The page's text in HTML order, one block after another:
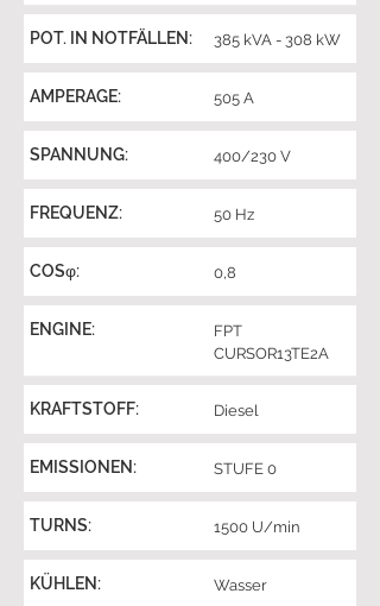
POT. IN NOTFÄLLEN: 385 kVA - 308 kW
AMPERAGE: 505 A
SPANNUNG: 400/230 V
FREQUENZ: 50 Hz
COSφ: 0,8
ENGINE:
FPT
CURSOR13TE2A
KRAFTSTOFF: Diesel
EMISSIONEN: STUFE 0
TURNS: 1500 U/min
KÜHLEN: Wasser